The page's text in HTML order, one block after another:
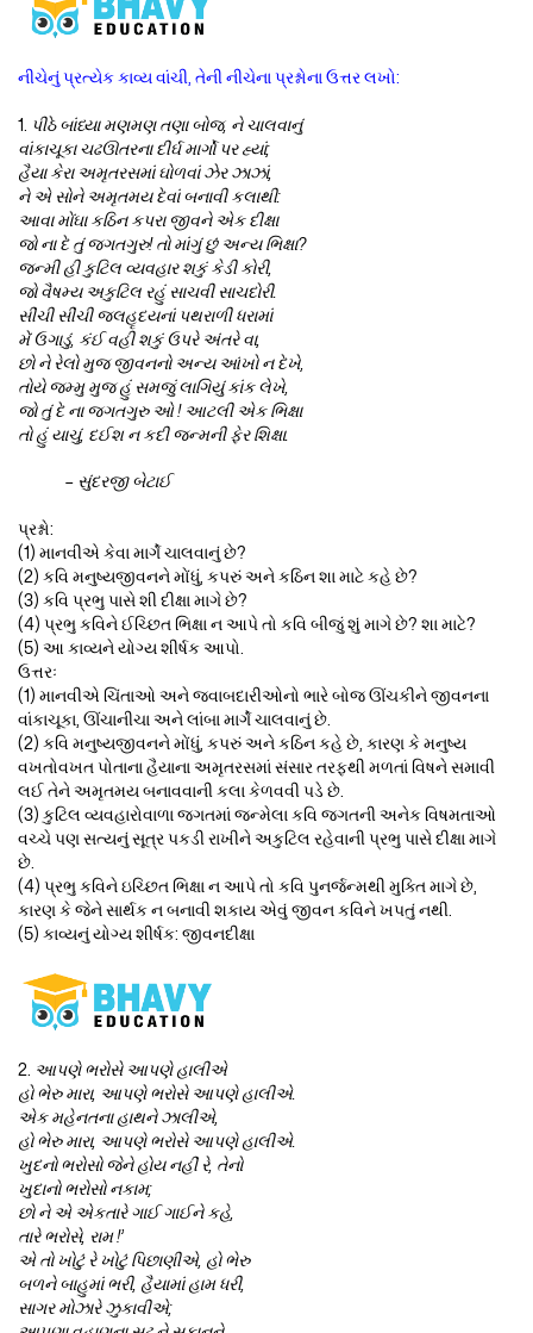
નીચેનું પ્રત્યેક કાવ્ય વાંચી, તેની નીચેના પ્રશ્નોના ઉત્તર લખો:
1.
પીઠે બાંધ્યા મણમણ તણા બોજ, ને ચાલવાનું
વાંકાચૂકા ચઢઊતરના દીર્ઘ માર્ગો પર હ્યાં;
હૈયા કેરા અમૃતરસમાં ઘોળવાં ઝેર ઝાઝાં,
ને એ સોને અમૃતમય દેવાં બનાવી કલાથી:
આવા મોંઘા કઠિન કપરા જીવને એક દીક્ષા
જો ના દે તું જગતગુરુ! તો માંગું છું અન્ય ભિક્ષા?
જન્મી હી કુટિલ વ્યવહાર શકું કેડી કોરી,
જો વૈષમ્ય અકુટિલ રહું સાચવી સાચદોરી.
સીંચી સીંચી જલહૃદયનાં પથરાળી ધરામાં
મેં ઉગાડું, કંઈ વહી શકું ઉપરે અંતરે વા,
છો ને રેલો મુજ જીવનનો અન્ય આંખો ન દેખે,
તોયે જમ્મુ મુજ હું સમજું લાગિયું કાંક લેખે,
જો તું દે ના જગતગુરુ ઓ ! આટલી એક ભિક્ષા
તો હું યાચું, દઈશ ન કદી જન્મની ફેર શિક્ષા.
– સુંદરજી બેટાઈ
પ્રશ્નો:
(1) માનવીએ કેવા માર્ગે ચાલવાનું છે?
(2) કવિ મનુષ્યજીવનને મોંધું, કપરું અને કઠિન શા માટે કહે છે?
(3) કવિ પ્રભુ પાસે શી દીક્ષા માગે છે?
(4) પ્રભુ કવિને ઈચ્છિત ભિક્ષા ન આપે તો કવિ બીજું શું માગે છે? શા માટે?
(5) આ કાવ્યને યોગ્ય શીર્ષક આપો.
ઉત્તરઃ
(1) માનવીએ ચિંતાઓ અને જવાબદારીઓનો ભારે બોજ ઊંચકીને જીવનના
વાંકાચૂકા, ઊંચાનીચા અને લાંબા માર્ગે ચાલવાનું છે.
(2) કવિ મનુષ્યજીવનને મોંધું, કપરું અને કઠિન કહે છે, કારણ કે મનુષ્ય
વખતોવખત પોતાના હૈયાના અમૃતરસમાં સંસાર તરફથી મળતાં વિષને સમાવી
લઈ તેને અમૃતમય બનાવવાની કલા કેળવવી પડે છે.
(3) કુટિલ વ્યવહારોવાળા જગતમાં જન્મેલા કવિ જગતની અનેક વિષમતાઓ
વચ્ચે પણ સત્યનું સૂત્ર પકડી રાખીને અકુટિલ રહેવાની પ્રભુ પાસે દીક્ષા માગે
છે.
(4) પ્રભુ કવિને ઇચ્છિત ભિક્ષા ન આપે તો કવિ પુનર્જન્મથી મુક્તિ માગે છે,
કારણ કે જેને સાર્થક ન બનાવી શકાય એવું જીવન કવિને ખપતું નથી.
(5) કાવ્યનું યોગ્ય શીર્ષક: જીવનદીક્ષા
2.
આપણે ભરોસે આપણે હાલીએ
હો ભેરુ મારા, આપણે ભરોસે આપણે હાલીએ.
એક મહેનતના હાથને ઝાલીએ,
હો ભેરુ મારા, આપણે ભરોસે આપણે હાલીએ.
ખુદનો ભરોસો જેને હોય નહીં રે, તેનો
ખુદાનો ભરોસો નકામ;
છો ને એ એકતારે ગાઈ ગાઈને કહે,
તારે ભરોસે, રામ !’
એ તો ખોટું રે ખોટું પિછાણીએ, હો ભેરુ
બળને બાહુમાં ભરી, હૈયામાં હામ ધરી,
સાગર મોઝારે ઝુકાવીએ;